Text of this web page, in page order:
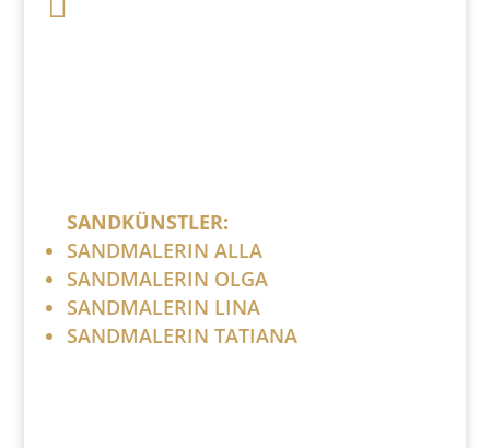
SANDKÜNSTLER:
SANDMALERIN ALLA
SANDMALERIN OLGA
SANDMALERIN LINA
SANDMALERIN TATIANA